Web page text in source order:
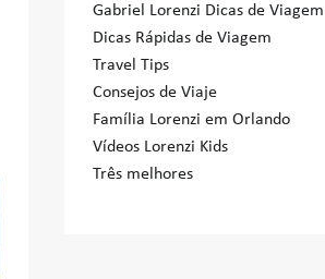
Gabriel Lorenzi Dicas de Viagem
Dicas Rápidas de Viagem
Travel Tips
Consejos de Viaje
Família Lorenzi em Orlando
Vídeos Lorenzi Kids
Três melhores